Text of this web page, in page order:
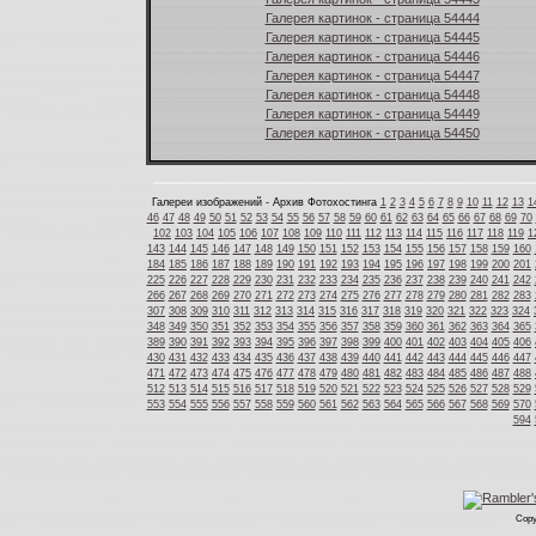
Галерея картинок - страница 54444
Галерея картинок - страница 54445
Галерея картинок - страница 54446
Галерея картинок - страница 54447
Галерея картинок - страница 54448
Галерея картинок - страница 54449
Галерея картинок - страница 54450
Галереи изображений - Архив Фотохостинга 1 2 3 4 5 6 7 8 9 10 11 12 13
46 47 48 49 50 51 52 53 54 55 56 57 58 59 60 61 62 63 64 65 66 67 68 69 70
102 103 104 105 106 107 108 109 110 111 112 113 114 115 116 117 118 119
143 144 145 146 147 148 149 150 151 152 153 154 155 156 157 158 159 160
184 185 186 187 188 189 190 191 192 193 194 195 196 197 198 199 200 201
225 226 227 228 229 230 231 232 233 234 235 236 237 238 239 240 241 242
266 267 268 269 270 271 272 273 274 275 276 277 278 279 280 281 282 283
307 308 309 310 311 312 313 314 315 316 317 318 319 320 321 322 323 324
348 349 350 351 352 353 354 355 356 357 358 359 360 361 362 363 364 365
389 390 391 392 393 394 395 396 397 398 399 400 401 402 403 404 405 406
430 431 432 433 434 435 436 437 438 439 440 441 442 443 444 445 446 447
471 472 473 474 475 476 477 478 479 480 481 482 483 484 485 486 487 488
512 513 514 515 516 517 518 519 520 521 522 523 524 525 526 527 528 529
553 554 555 556 557 558 559 560 561 562 563 564 565 566 567 568 569 570
594